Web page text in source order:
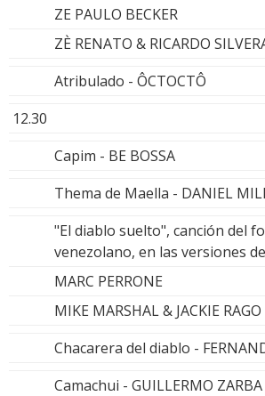
ZE PAULO BECKER
ZÈ RENATO & RICARDO
Atribulado - ÔCTOCTÔ
12.30
Capim - BE BOSSA
Thema de Maella - DANIEL
"El diablo suelto", canción del
venezolano, en las versiones de
MARC PERRONE
MIKE MARSHAL & JACKIE RAGO
Chacarera del diablo -
Camachui - GUILLERMO ZARBA